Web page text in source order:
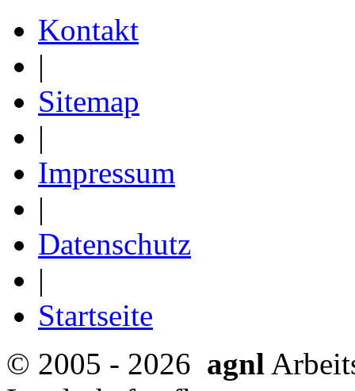
Kontakt
|
Sitemap
|
Impressum
|
Datenschutz
|
Startseite
© 2005 - 2026 agnl